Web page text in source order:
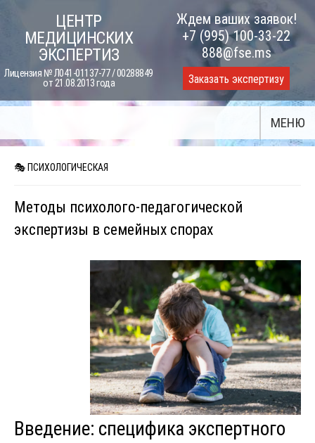
content
ЦЕНТР
МЕДИЦИНСКИХ
ЭКСПЕРТИЗ
Лицензия № Л041-01137-77 / 00288849
от 21.08.2013 года
Ждем ваших заявок!
+7 (995) 100-33-22
888@fse.ms
Заказать экспертизу
МЕНЮ
🎭 ПСИХОЛОГИЧЕСКАЯ
Методы психолого-педагогической
экспертизы в семейных спорах
Введение: специфика экспертного